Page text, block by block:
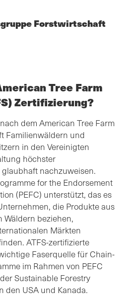
Forstwirtschaft
Tree Farm
Zertifizierung?
dem American Tree Farm
Familienwäldern und
in den Vereinigten
höchster
nachzuweisen.
for the Endorsement
(PEFC) unterstützt, das es
die Produkte aus
Wäldern beziehen,
Märkten
ATFS-zertifizierte
Faserquelle für Chain-
im Rahmen von PEFC
Sustainable Forestry
den USA und Kanada.